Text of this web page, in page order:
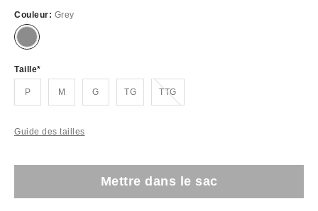
Couleur: Grey
Taille
P M G TG TTGÉpuisé
Guide des tailles
Mettre dans le sac